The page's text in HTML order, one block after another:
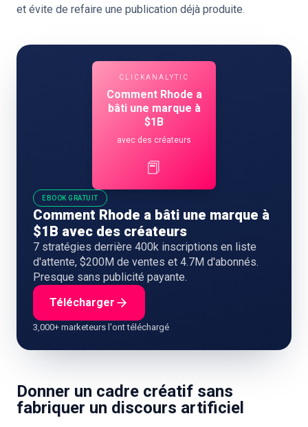
et évite de refaire une publication déjà produite.
CLICKANALYTIC
Comment Rhode a
bâti une marque à
$1B
avec des créateurs
📕
EBOOK GRATUIT
Comment Rhode a bâti une marque à
$1B avec des créateurs
7 stratégies derrière 400k inscriptions en liste
d'attente, $200M de ventes et 4.7M d'abonnés.
Presque sans publicité payante.
Télécharger
3,000+ marketeurs l'ont téléchargé
Donner un cadre créatif sans
fabriquer un discours artificiel